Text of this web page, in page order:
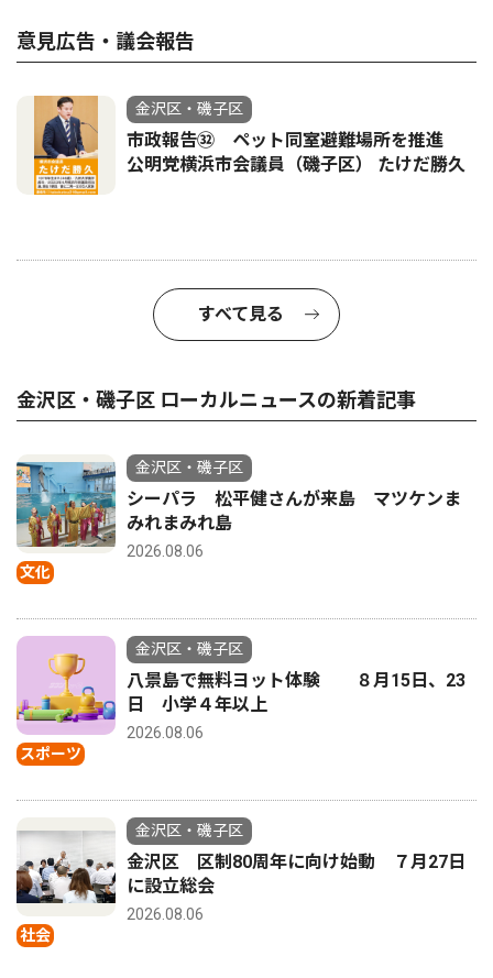
意見広告・議会報告
金沢区・磯子区
市政報告㉜ ペット同室避難場所を推進
公明党横浜市会議員（磯子区） たけだ勝久
すべて見る
金沢区・磯子区 ローカルニュースの新着記事
文化
金沢区・磯子区
シーパラ 松平健さんが来島 マツケンま
みれまみれ島
2026.08.06
スポーツ
金沢区・磯子区
八景島で無料ヨット体験 ８月15日、23
日 小学４年以上
2026.08.06
社会
金沢区・磯子区
金沢区 区制80周年に向け始動 ７月27日
に設立総会
2026.08.06